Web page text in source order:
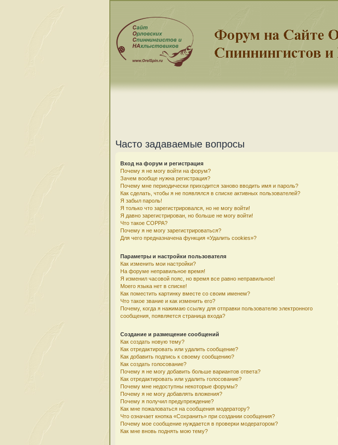
Часто задаваемые вопросы
Вход на форум и регистрация
Почему я не могу войти на форум?
Зачем вообще нужна регистрация?
Почему мне периодически приходится заново вводить имя и пароль?
Как сделать, чтобы я не появлялся в списке активных пользователей?
Я забыл пароль!
Я только что зарегистрировался, но не могу войти!
Я давно зарегистрирован, но больше не могу войти!
Что такое COPPA?
Почему я не могу зарегистрироваться?
Для чего предназначена функция «Удалить cookies»?
Параметры и настройки пользователя
Как изменить мои настройки?
На форуме неправильное время!
Я изменил часовой пояс, но время все равно неправильное!
Моего языка нет в списке!
Как поместить картинку вместе со своим именем?
Что такое звание и как изменить его?
Почему, когда я нажимаю ссылку для отправки пользователю электронного
сообщения, появляется страница входа?
Создание и размещение сообщений
Как создать новую тему?
Как отредактировать или удалить сообщение?
Как добавить подпись к своему сообщению?
Как создать голосование?
Почему я не могу добавить больше вариантов ответа?
Как отредактировать или удалить голосование?
Почему мне недоступны некоторые форумы?
Почему я не могу добавлять вложения?
Почему я получил предупреждение?
Как мне пожаловаться на сообщения модератору?
Что означает кнопка «Сохранить» при создании сообщения?
Почему мое сообщение нуждается в проверки модератором?
Как мне вновь поднять мою тему?